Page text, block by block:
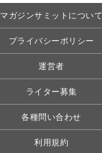
マガジンサミットについて
プライバシーポリシー
運営者
ライター募集
各種問い合わせ
利用規約